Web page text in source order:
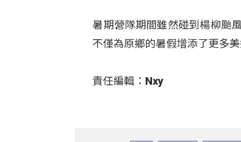
暑期營隊期間雖然碰到楊柳颱
不僅為原鄉的暑假增添了更多
責任編輯：Nxy